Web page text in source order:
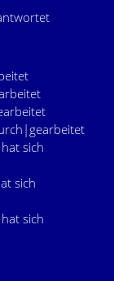
sich
sich
sich